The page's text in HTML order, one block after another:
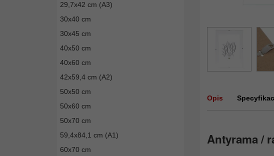
29,7x42 cm (A3)
30x40 cm
30x45 cm
40x50 cm
40x60 cm
42x59,4 cm (A2)
50x50 cm
50x60 cm
50x70 cm
59,4x84,1 cm (A1)
60x70 cm
Opis
Antyrama /